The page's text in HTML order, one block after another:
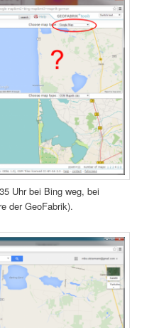
Uhr bei Bing weg, bei
der GeoFabrik).